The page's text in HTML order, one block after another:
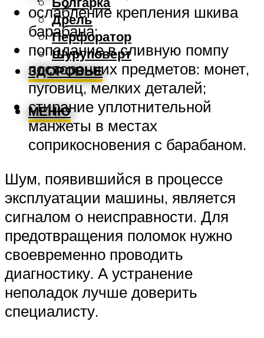
Дрель
Перфоратор
Шуруповерт
ЗДОРОВЬЕ
МЕНЮ
ослабление крепления шкива
барабана;
попадание в сливную помпу
посторонних предметов: монет,
пуговиц, мелких деталей;
стирание уплотнительной
манжеты в местах
соприкосновения с барабаном.
Шум, появившийся в процессе
эксплуатации машины, является
сигналом о неисправности. Для
предотвращения поломок нужно
своевременно проводить
диагностику. А устранение
неполадок лучше доверить
специалисту.